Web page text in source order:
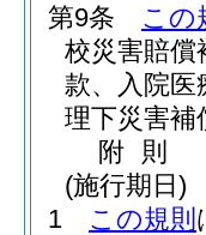
第9条
この
校災害賠償
款、入院医
理下災害補
附 則
(施行期日)
1
この規則